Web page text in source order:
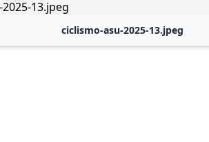
ciclismo-asu-2025-13.jpeg